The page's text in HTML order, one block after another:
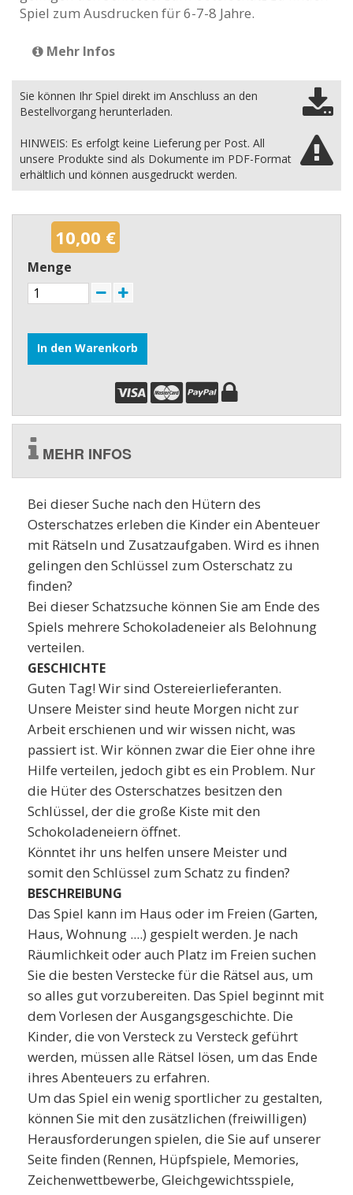
Spiel zum Ausdrucken für 6-7-8 Jahre.
Mehr Infos
Sie können Ihr Spiel direkt im Anschluss an den
Bestellvorgang herunterladen.
HINWEIS: Es erfolgt keine Lieferung per Post. All
unsere Produkte sind als Dokumente im PDF-Format
erhältlich und können ausgedruckt werden.
10,00 €
Menge
In den Warenkorb
MEHR INFOS
Bei dieser Suche nach den Hütern des
Osterschatzes erleben die Kinder ein Abenteuer
mit Rätseln und Zusatzaufgaben. Wird es ihnen
gelingen den Schlüssel zum Osterschatz zu
finden?
Bei dieser Schatzsuche können Sie am Ende des
Spiels mehrere Schokoladeneier als Belohnung
verteilen.
GESCHICHTE
Guten Tag! Wir sind Ostereierlieferanten.
Unsere Meister sind heute Morgen nicht zur
Arbeit erschienen und wir wissen nicht, was
passiert ist. Wir können zwar die Eier ohne ihre
Hilfe verteilen, jedoch gibt es ein Problem. Nur
die Hüter des Osterschatzes besitzen den
Schlüssel, der die große Kiste mit den
Schokoladeneiern öffnet.
Könntet ihr uns helfen unsere Meister und
somit den Schlüssel zum Schatz zu finden?
BESCHREIBUNG
Das Spiel kann im Haus oder im Freien (Garten,
Haus, Wohnung ....) gespielt werden. Je nach
Räumlichkeit oder auch Platz im Freien suchen
Sie die besten Verstecke für die Rätsel aus, um
so alles gut vorzubereiten. Das Spiel beginnt mit
dem Vorlesen der Ausgangsgeschichte. Die
Kinder, die von Versteck zu Versteck geführt
werden, müssen alle Rätsel lösen, um das Ende
ihres Abenteuers zu erfahren.
Um das Spiel ein wenig sportlicher zu gestalten,
können Sie mit den zusätzlichen (freiwilligen)
Herausforderungen spielen, die Sie auf unserer
Seite finden (Rennen, Hüpfspiele, Memories,
Zeichenwettbewerbe, Gleichgewichtsspiele,